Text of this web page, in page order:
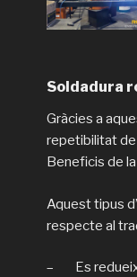
Soldadura
Gràcies a
repetibilitat
Beneficis de
Aquest tipus
respecte al
– Es redueix